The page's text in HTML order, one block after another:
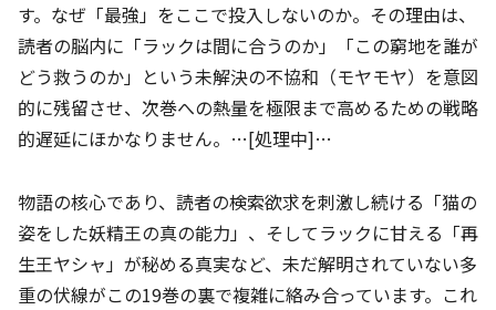
す。なぜ「最強」をここで投入しないのか。その理由は、
読者の脳内に「ラックは間に合うのか」「この窮地を誰が
どう救うのか」という未解決の不協和（モヤモヤ）を意図
的に残留させ、次巻への熱量を極限まで高めるための戦略
的遅延にほかなりません。…[処理中]…
物語の核心であり、読者の検索欲求を刺激し続ける「猫の
姿をした妖精王の真の能力」、そしてラックに甘える「再
生王ヤシャ」が秘める真実など、未だ解明されていない多
重の伏線がこの19巻の裏で複雑に絡み合っています。これ